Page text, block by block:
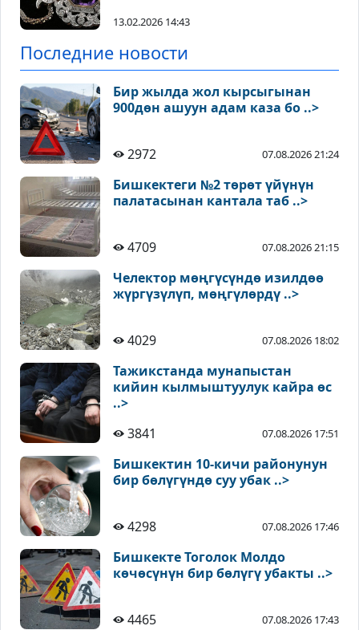
13.02.2026 14:43
Последние новости
Бир жылда жол кырсыгынан
900дөн ашуун адам каза бо ..>
2972 07.08.2026 21:24
Бишкектеги №2 төрөт үйүнүн
палатасынан кантала таб ..>
4709 07.08.2026 21:15
Челектор мөңгүсүндө изилдөө
жүргүзүлүп, мөңгүлөрдү ..>
4029 07.08.2026 18:02
Тажикстанда мунапыстан
кийин кылмыштуулук кайра өс
..>
3841
07.08.2026 17:51
Бишкектин 10-кичи районунун
бир бөлүгүндө суу убак ..>
4298 07.08.2026 17:46
Бишкекте Тоголок Молдо
көчөсүнүн бир бөлүгү убакты ..>
4465 07.08.2026 17:43